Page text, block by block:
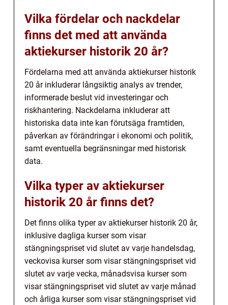
Vilka fördelar och nackdelar
finns det med att använda
aktiekurser historik 20 år?
Fördelarna med att använda aktiekurser historik
20 år inkluderar långsiktig analys av trender,
informerade beslut vid investeringar och
riskhantering. Nackdelarna inkluderar att
historiska data inte kan förutsäga framtiden,
påverkan av förändringar i ekonomi och politik,
samt eventuella begränsningar med historisk
data.
Vilka typer av aktiekurser
historik 20 år finns det?
Det finns olika typer av aktiekurser historik 20 år,
inklusive dagliga kurser som visar
stängningspriset vid slutet av varje handelsdag,
veckovisa kurser som visar stängningspriset vid
slutet av varje vecka, månadsvisa kurser som
visar stängningspriset vid slutet av varje månad
och årliga kurser som visar stängningspriset vid